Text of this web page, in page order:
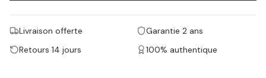
Livraison offerte
Garantie 2 ans
Retours 14 jours
100% authentique